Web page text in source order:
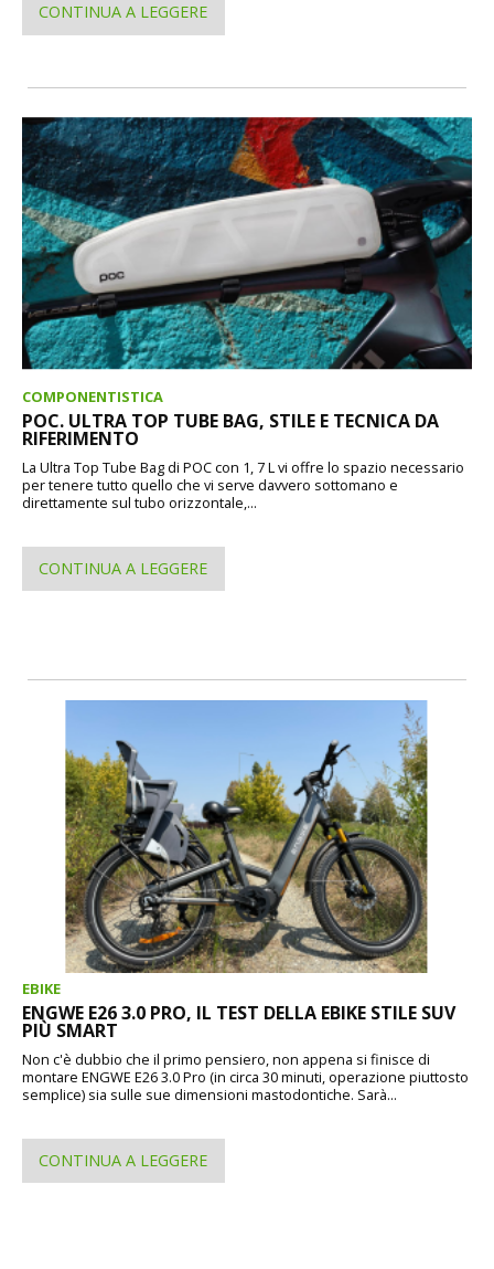
CONTINUA A LEGGERE
COMPONENTISTICA
POC. ULTRA TOP TUBE BAG, STILE E TECNICA DA
RIFERIMENTO
La Ultra Top Tube Bag di POC con 1, 7 L vi offre lo spazio necessario
per tenere tutto quello che vi serve davvero sottomano e
direttamente sul tubo orizzontale,...
CONTINUA A LEGGERE
EBIKE
ENGWE E26 3.0 PRO, IL TEST DELLA EBIKE STILE SUV
PIÙ SMART
Non c'è dubbio che il primo pensiero, non appena si finisce di
montare ENGWE E26 3.0 Pro (in circa 30 minuti, operazione piuttosto
semplice) sia sulle sue dimensioni mastodontiche. Sarà...
CONTINUA A LEGGERE